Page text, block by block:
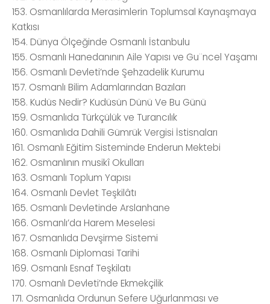
153. Osmanlılarda Merasimlerin Toplumsal Kaynaşmaya
Katkısı
154. Dünya Ölçeğinde Osmanlı İstanbulu
155. Osmanlı Hanedanının Aile Yapısı ve Gu¨ncel Yaşamı
156. Osmanlı Devleti’nde Şehzadelik Kurumu
157. Osmanlı Bilim Adamlarından Bazıları
158. Kudüs Nedir? Kudüsün Dünü Ve Bu Günü
159. Osmanlıda Türkçülük ve Turancılık
160. Osmanlıda Dahili Gümrük Vergisi İstisnaları
161. Osmanlı Eğitim Sisteminde Enderun Mektebi
162. Osmanlının musikî Okulları
163. Osmanlı Toplum Yapısı
164. Osmanlı Devlet Teşkilâtı
165. Osmanlı Devletinde Arslanhane
166. Osmanlı’da Harem Meselesi
167. Osmanlıda Devşirme Sistemi
168. Osmanlı Diplomasi Tarihi
169. Osmanlı Esnaf Teşkilatı
170. Osmanlı Devleti’nde Ekmekçilik
171. Osmanlıda Ordunun Sefere Uğurlanması ve